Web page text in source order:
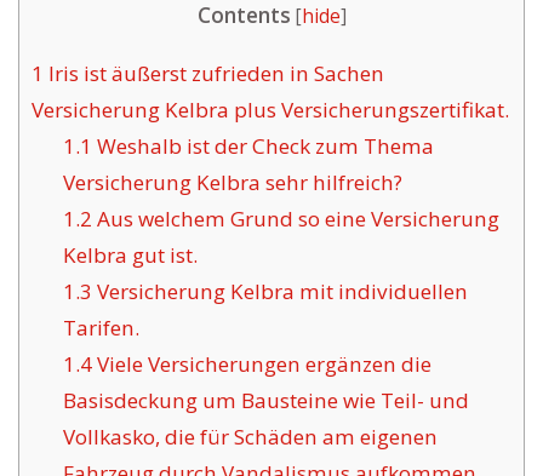
Contents [hide]
1 Iris ist äußerst zufrieden in Sachen
Versicherung Kelbra plus Versicherungszertifikat.
1.1 Weshalb ist der Check zum Thema
Versicherung Kelbra sehr hilfreich?
1.2 Aus welchem Grund so eine Versicherung
Kelbra gut ist.
1.3 Versicherung Kelbra mit individuellen
Tarifen.
1.4Viele Versicherungen ergänzen die
Basisdeckung um Bausteine wie Teil- und
Vollkasko, die für Schäden am eigenen